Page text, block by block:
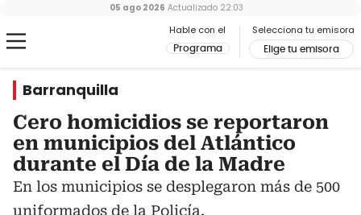
Hable con el
Programa
Selecciona tu emisora
Elige tu emisora
05 ago 2026 Actualizado 22:03
Barranquilla
Cero homicidios se reportaron
en municipios del Atlántico
durante el Día de la Madre
En los municipios se desplegaron más de 500
uniformados de la Policía.